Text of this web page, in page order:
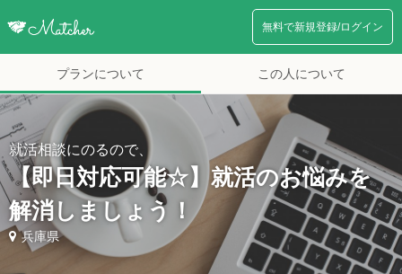
無料で新規登録/ログイン
プランについて この人について
就活相談にのるので、
【即日対応可能☆】就活のお悩みを
解消しましょう！
兵庫県